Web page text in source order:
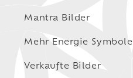
Mantra Bilder
Mehr Energie Symbole
Verkaufte Bilder